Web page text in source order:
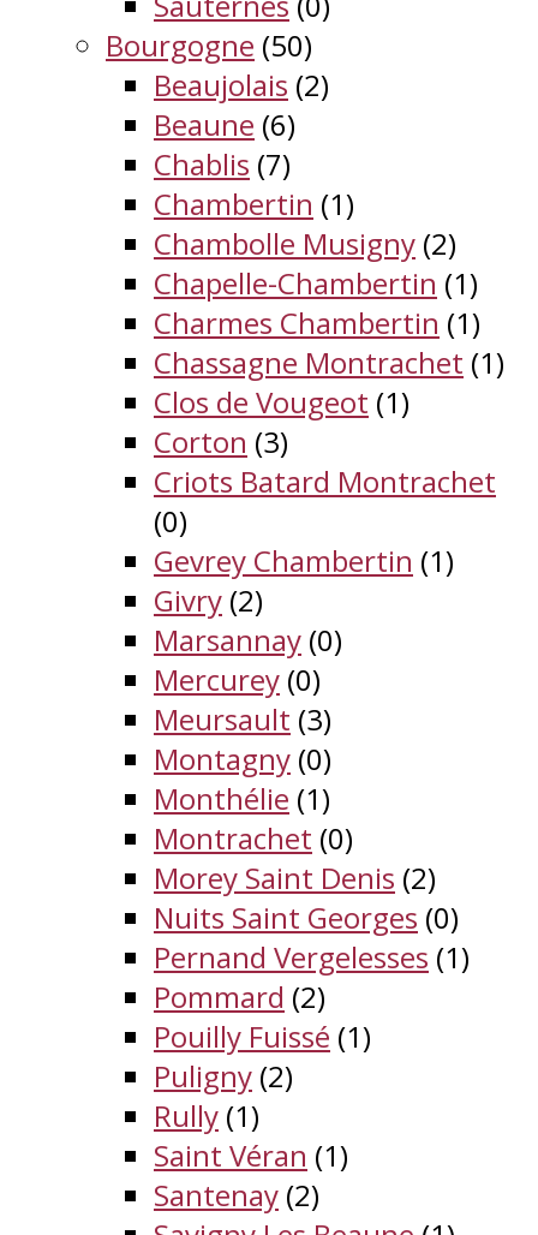
Bourgogne (50)
Beaujolais (2)
Beaune (6)
Chablis (7)
Chambertin (1)
Chambolle Musigny (2)
Chapelle-Chambertin (1)
Charmes Chambertin (1)
Chassagne Montrachet (1)
Clos de Vougeot (1)
Corton (3)
Criots Batard Montrachet
(0)
Gevrey Chambertin (1)
Givry (2)
Marsannay (0)
Mercurey (0)
Meursault (3)
Montagny (0)
Monthélie (1)
Montrachet (0)
Morey Saint Denis (2)
Nuits Saint Georges (0)
Pernand Vergelesses (1)
Pommard (2)
Pouilly Fuissé (1)
Puligny (2)
Rully (1)
Saint Véran (1)
Santenay (2)